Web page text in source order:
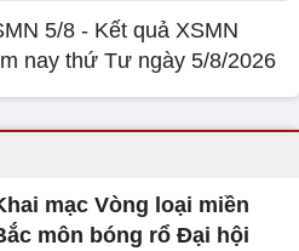
5/8 - Kết quả XSMN
nay thứ Tư ngày 5/8/2026
mạc Vòng loại miền
môn bóng rổ Đại hội